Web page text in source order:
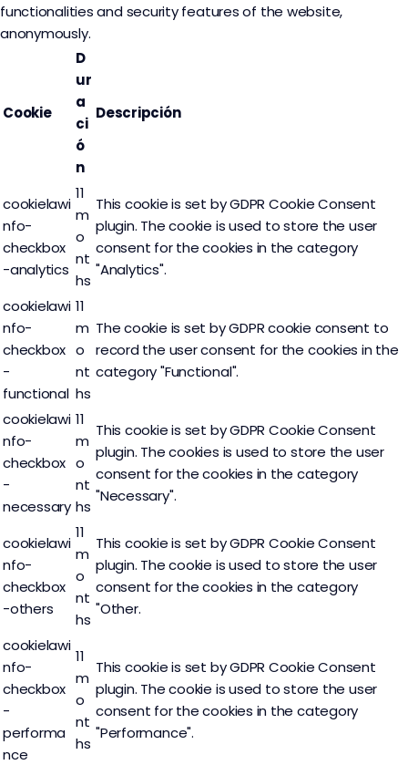
functionalities and security features of the website,
anonymously.
Cookie
D
ur
a
ci
ó
n
Descripción
cookielawi
nfo-
checkbox
-analytics
11
m
o
nt
hs
This cookie is set by GDPR Cookie Consent
plugin. The cookie is used to store the user
consent for the cookies in the category
"Analytics".
cookielawi
nfo-
checkbox
-
functional
11
m
o
nt
hs
The cookie is set by GDPR cookie consent to
record the user consent for the cookies in the
category "Functional".
cookielawi
nfo-
checkbox
-
necessary
11
m
o
nt
hs
This cookie is set by GDPR Cookie Consent
plugin. The cookies is used to store the user
consent for the cookies in the category
"Necessary".
cookielawi
nfo-
checkbox
-others
11
m
o
nt
hs
This cookie is set by GDPR Cookie Consent
plugin. The cookie is used to store the user
consent for the cookies in the category
"Other.
cookielawi
nfo-
checkbox
-
performa
nce
11
m
o
nt
hs
This cookie is set by GDPR Cookie Consent
plugin. The cookie is used to store the user
consent for the cookies in the category
"Performance".